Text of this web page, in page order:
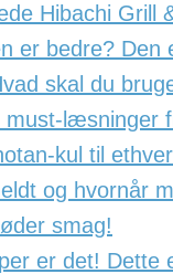
Hibachi Grill
er bedre? Den
skal du
læsninger
kul til
og hvornår
smag!
er det! Dette